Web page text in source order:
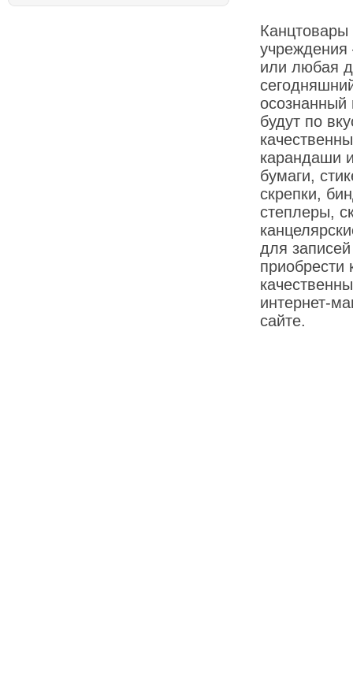
Канцтовары
учреждения
или любая
осознанный
будут по
карандаши
бумаги,
скрепки,
степлеры,
для
приобрести
интернет-
сайте.